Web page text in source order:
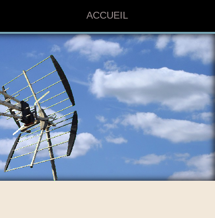
ACCUEIL